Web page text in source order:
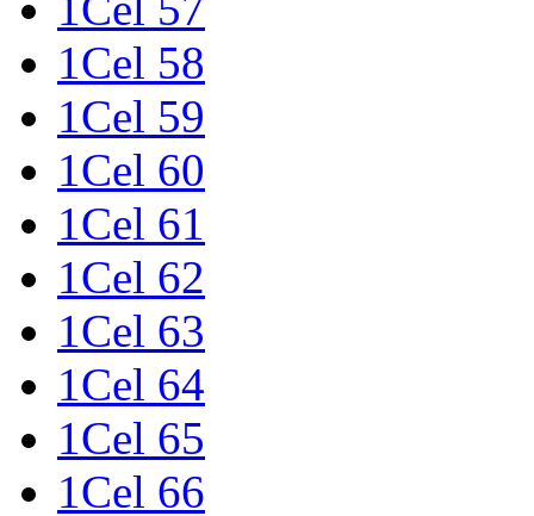
1Cel 58
1Cel 59
1Cel 60
1Cel 61
1Cel 62
1Cel 63
1Cel 64
1Cel 65
1Cel 66